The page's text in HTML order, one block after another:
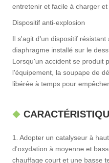
entretenir et facile à charger
Dispositif anti-explosion
Il s'agit d'un dispositif
diaphragme installé sur le
Lorsqu'un accident se produit
l'équipement, la soupape de
libérée à temps pour
1. Adopter un catalyseur à
d'oxydation à moyenne et
chauffage court et une basse